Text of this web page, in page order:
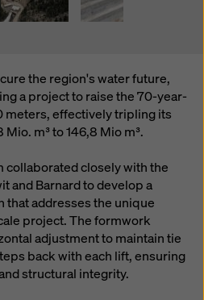
the region's water future,
a project to raise the 70-year-
meters, effectively tripling its
m³ to 146,8 Mio m³.
collaborated closely with the
and Barnard to develop a
addresses the unique
project. The formwork
adjustment to maintain tie
back with each lift, ensuring
structural integrity.